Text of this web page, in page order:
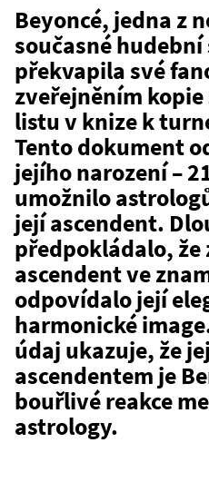
WhatsAppu
Beyoncé, jedna z
současné
překvapila své
zveřejněním
listu v knize k
Tento dokument
jejího narození –
umožnilo
její ascendent.
předpokládalo, že
ascendent ve
odpovídalo její
harmonické
údaj ukazuje, že
ascendentem je
bouřlivé reakce
astrology.